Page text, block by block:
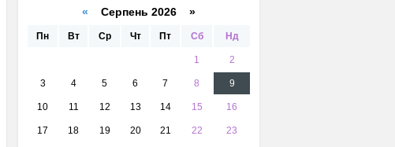
« Серпень 2026 »
Пн Вт Ср Чт Пт Сб Нд
1 2
3 4 5 6 7 8 9
10 11 12 13 14 15 16
17 18 19 20 21 22 23